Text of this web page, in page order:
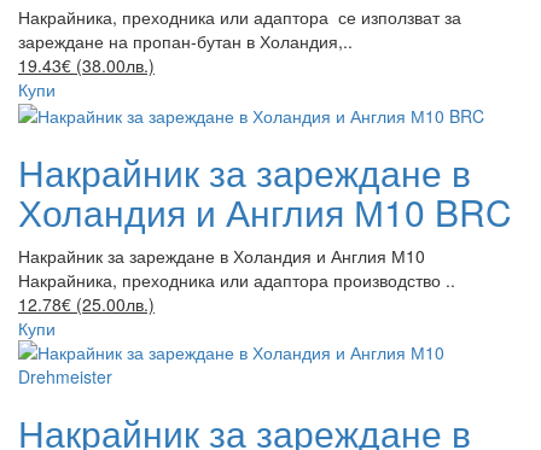
Накрайника, преходника или адаптора се използват за
зареждане на пропан-бутан в Холандия,..
19.43€ (38.00лв.)
Купи
Накрайник за зареждане в
Холандия и Англия М10 BRC
Накрайник за зареждане в Холандия и Англия М10
Накрайника, преходника или адаптора производство ..
12.78€ (25.00лв.)
Купи
Накрайник за зареждане в